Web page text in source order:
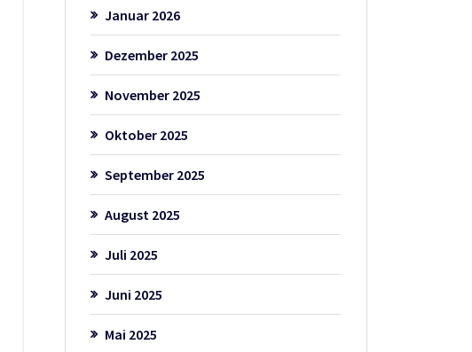
Januar 2026
Dezember 2025
November 2025
Oktober 2025
September 2025
August 2025
Juli 2025
Juni 2025
Mai 2025